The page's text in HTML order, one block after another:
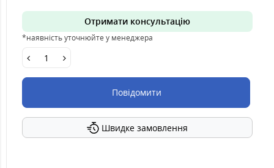
Отримати консультацію
*наявність уточнюйте у менеджера
Повідомити
Швидке замовлення